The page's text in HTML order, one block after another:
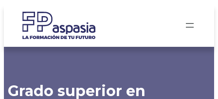
Saltar
contenido
Grado superior en